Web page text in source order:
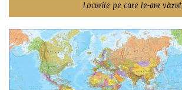
Locurile pe care le-am văzut